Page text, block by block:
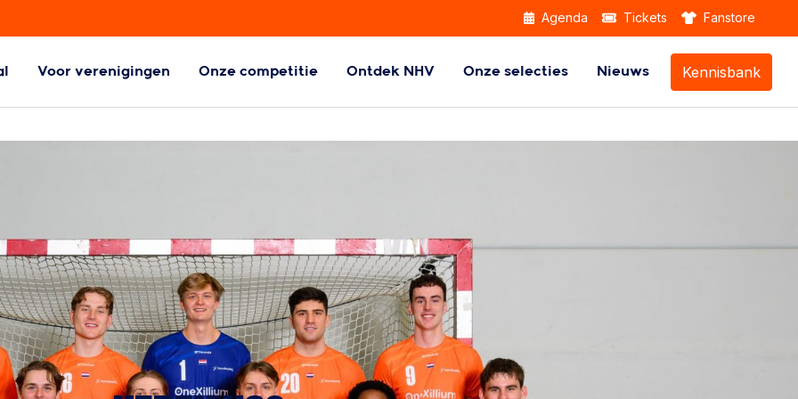
Agenda Tickets Fanstore
Voor verenigingen Onze competitie
Handbalvormen
Themabijeenkomsten
Beach Handball
Ontdek NHV Onze selecties Nieuws Kennisbank